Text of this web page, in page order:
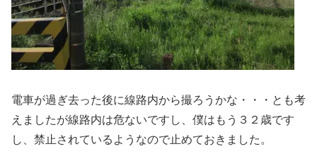
電車が過ぎ去った後に線路内から撮ろうかな・・・とも考
えましたが線路内は危ないですし、僕はもう３２歳です
し、禁止されているようなので止めておきました。